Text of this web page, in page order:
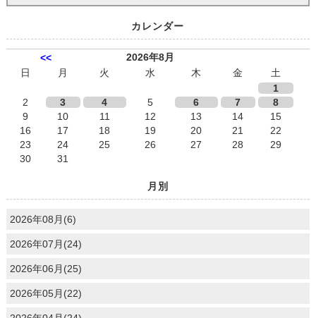
カレンダー
<<
2026年8月
日
月 火 水 木 金
土
1
2
3 4 5 6 7
8
9
10 11 12 13 14
15
16
17 18 19 20 21
22
23
24 25 26 27 28
29
30
31
月別
2026年08月(6)
2026年07月(24)
2026年06月(25)
2026年05月(22)